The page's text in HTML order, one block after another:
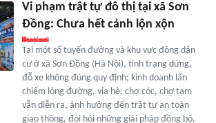
Vi phạm trật tự đô thị tại xã Sơn
Đồng: Chưa hết cảnh lộn xộn
Tại một số tuyến đường và khu vực đông dân
cư ở xã Sơn Đồng (Hà Nội), tình trạng dừng,
đỗ xe không đúng quy định; kinh doanh lấn
chiếm lòng đường, vỉa hè, chợ cóc, chợ tạm
vẫn diễn ra, ảnh hưởng đến trật tự an toàn
giao thông, đòi hỏi những giải pháp đồng bộ,